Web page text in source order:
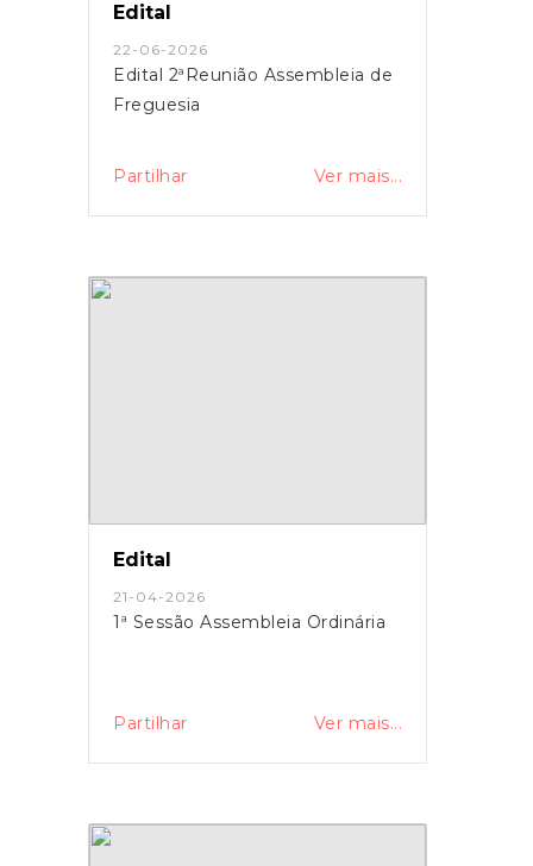
Edital
22-06-2026
Edital 2ªReunião Assembleia de
Freguesia
Partilhar Ver mais...
Edital
21-04-2026
1ª Sessão Assembleia Ordinária
Partilhar Ver mais...